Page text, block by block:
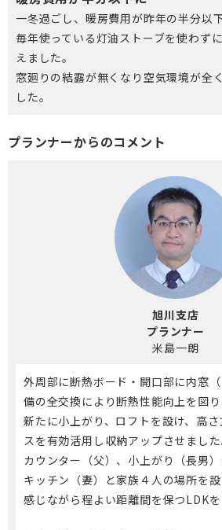
一冬過ごし、暖房費用が昨年の半分以下
毎年使っている灯油ストーブを使わず
えました。
窓廻りの結露が無くなり空気環境が全
した。
プランナーからのコメント
旭川支店
プランナー
米島一朗
外周部に断熱ボード・開口部に内窓
備の全交換により断熱性能向上を図り
新たに小上がり、ロフトを設け、高
スを有効活用し収納アップさせました
カウンター（父）、小上がり（長男）
キッチン（妻）と家族４人の場所を
感じながら程よい距離間を保つLDKを